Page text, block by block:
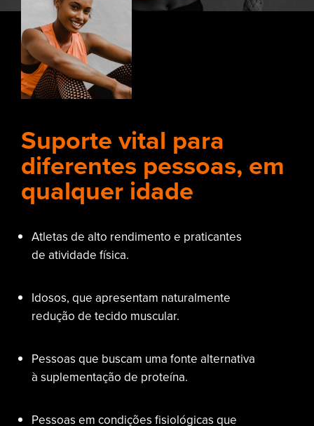
Suporte vital para
diferentes pessoas, em
qualquer idade
Atletas de alto rendimento e praticantes
de atividade física.
Idosos, que apresentam naturalmente
redução de tecido muscular.
Pessoas que buscam uma fonte alternativa
à suplementação de proteína.
Pessoas em condições fisiológicas que